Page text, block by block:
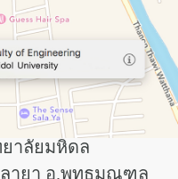
าลัยมหิดล
ายา อ.พุทธมณฑล